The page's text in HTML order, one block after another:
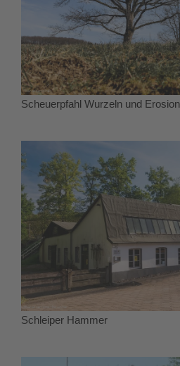
Scheuerpfahl Wurzeln und Erosion
Schleiper Hammer